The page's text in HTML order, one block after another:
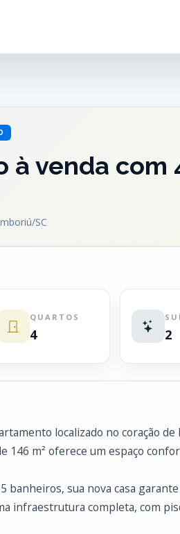
à venda com
SC
QUARTOS
4 2
localizado no coração de
146 m² oferece um espaço
banheiros, sua nova casa
infraestrutura completa, com